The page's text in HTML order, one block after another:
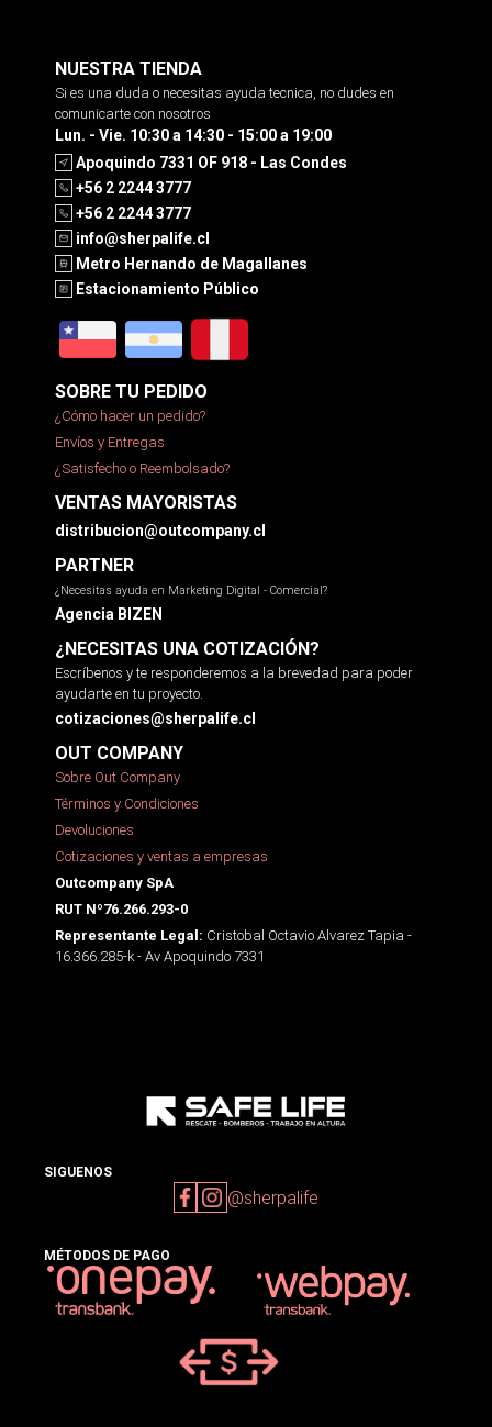
NUESTRA TIENDA
Si es una duda o necesitas ayuda tecnica, no dudes en
comunicarte con nosotros
Lun. - Vie. 10:30 a 14:30 - 15:00 a 19:00
Apoquindo 7331 OF 918 - Las Condes
+56 2 2244 3777
+56 2 2244 3777
info@sherpalife.cl
Metro Hernando de Magallanes
Estacionamiento Público
SOBRE TU PEDIDO
¿Cómo hacer un pedido?
Envíos y Entregas
¿Satisfecho o Reembolsado?
VENTAS MAYORISTAS
distribucion@outcompany.cl
PARTNER
¿Necesitas ayuda en Marketing Digital - Comercial?
Agencia BIZEN
¿NECESITAS UNA COTIZACIÓN?
Escríbenos y te responderemos a la brevedad para poder
ayudarte en tu proyecto.
cotizaciones@sherpalife.cl
OUT COMPANY
Sobre Out Company
Términos y Condiciones
Devoluciones
Cotizaciones y ventas a empresas
Outcompany SpA
RUT Nº76.266.293-0
Representante Legal: Cristobal Octavio Alvarez Tapia -
16.366.285-k - Av Apoquindo 7331
SIGUENOS
@sherpalife
MÉTODOS DE PAGO